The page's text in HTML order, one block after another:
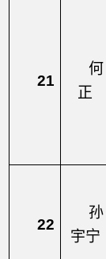
21
何
正
22
孙
宇宁